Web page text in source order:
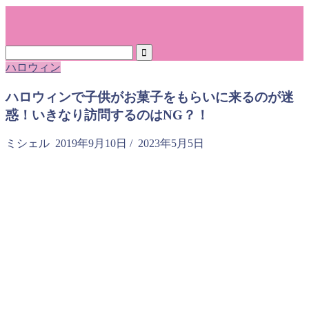
ハロウィン
ハロウィンで子供がお菓子をもらいに来るのが迷
惑！いきなり訪問するのはNG？！
ミシェル 2019年9月10日 / 2023年5月5日